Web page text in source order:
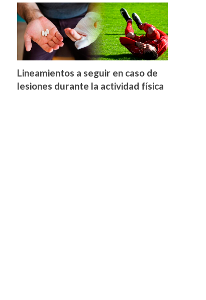
Lineamientos a seguir en caso de
lesiones durante la actividad física